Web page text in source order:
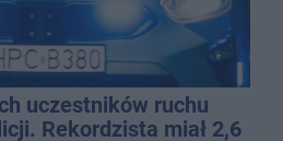
uczestników ruchu
Rekordzista miał 2,6